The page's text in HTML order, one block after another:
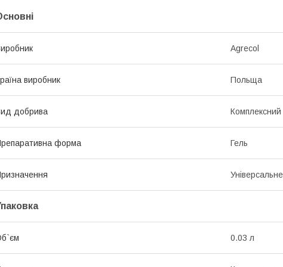
Agrecol
виробник Польща
добрива Комплексний
форма Гель
Універсальне
0.03 л